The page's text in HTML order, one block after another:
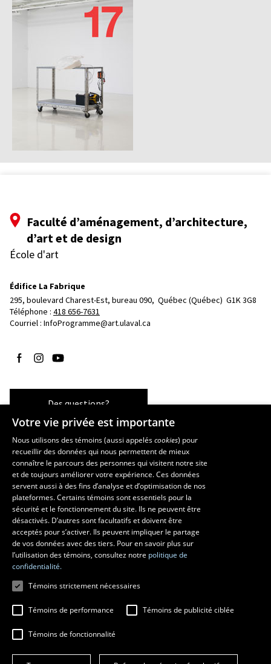
Faculté d’aménagement, d’architecture,
d’art et de design
École d'art
Édifice La Fabrique
295, boulevard Charest-Est, bureau 090, Québec (Québec)  G1K 3G8
Téléphone : 418 656-7631
Courriel : InfoProgramme@art.ulaval.ca
Suivez-nous sur Facebook
Suivez-nous sur Instagram
Suivez-nous sur YouTube
Des questions?
Les écoles et la recherche
École supérieure d’aménagement du territoire et de développement
régional
École d’architecture
École de design
Centre de recherche en aménagement et développement
© 2026 Université Laval
Tous droits réservés
Votre vie privée est importante
Nous utilisons des témoins (aussi appeléscookies) pour
recueillir des données qui nous permettent de mieux
connaître le parcours des personnes qui visitent notre site
et de toujours améliorer votre expérience. Ces données
servent aussi à des fins d’analyse et d’optimisation de nos
plateformes. Certains témoins sont essentiels pour la
sécurité et le fonctionnement du site. Ils ne peuvent être
désactivés. D’autres sont facultatifs et doivent être
acceptés pour s’activer. Ils peuvent impliquer le partage
de vos données avec des tiers. Pour en savoir plus sur
l’utilisation des témoins, consultez notre politique de
confidentialité.
Témoins strictement nécessaires
Témoins de performance Témoins de publicité ciblée
Témoins de fonctionnalité